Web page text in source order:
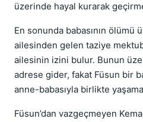
üzerinde hayal kurarak
En sonunda babasının ölümü
ailesinden gelen taziye
ailesinin izini bulur. Bunun
adrese gider, fakat Füsun bir
anne-babasıyla birlikte
Füsun’dan vazgeçmeyen